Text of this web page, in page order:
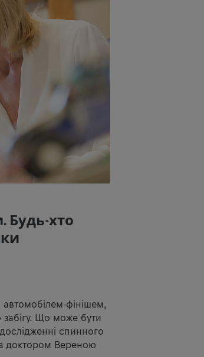
Будь-хто
фінішем,
Що може бути
спинного
доктором Вереною